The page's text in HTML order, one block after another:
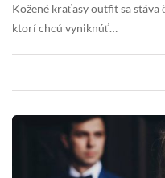
Kožené kraťasy outfit sa
ktorí chcú vyniknúť…